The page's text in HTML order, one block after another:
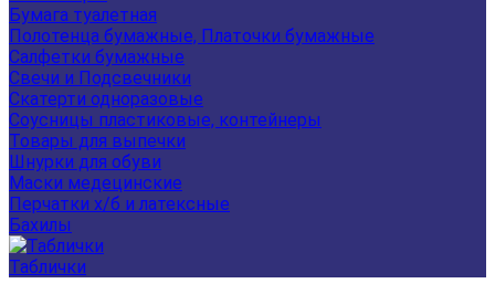
Бумага туалетная
Полотенца бумажные, Платочки бумажные
Салфетки бумажные
Свечи и Подсвечники
Скатерти одноразовые
Соусницы пластиковые, контейнеры
Товары для выпечки
Шнурки для обуви
Маски медецинские
Перчатки х/б и латексные
Бахилы
Таблички